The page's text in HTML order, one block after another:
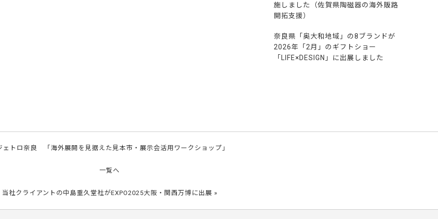
施しました（佐賀県陶磁器の海外販路
開拓支援）
奈良県「奥大和地域」の8ブランドが
2026年「2月」のギフトショー
「LIFE×DESIGN」に出展しました
ェトロ奈良 「海外展開を見据えた見本市・展示会活用ワークショップ」
一覧へ
当社クライアントの中島重久堂社がEXPO2025大阪・関西万博に出展 »